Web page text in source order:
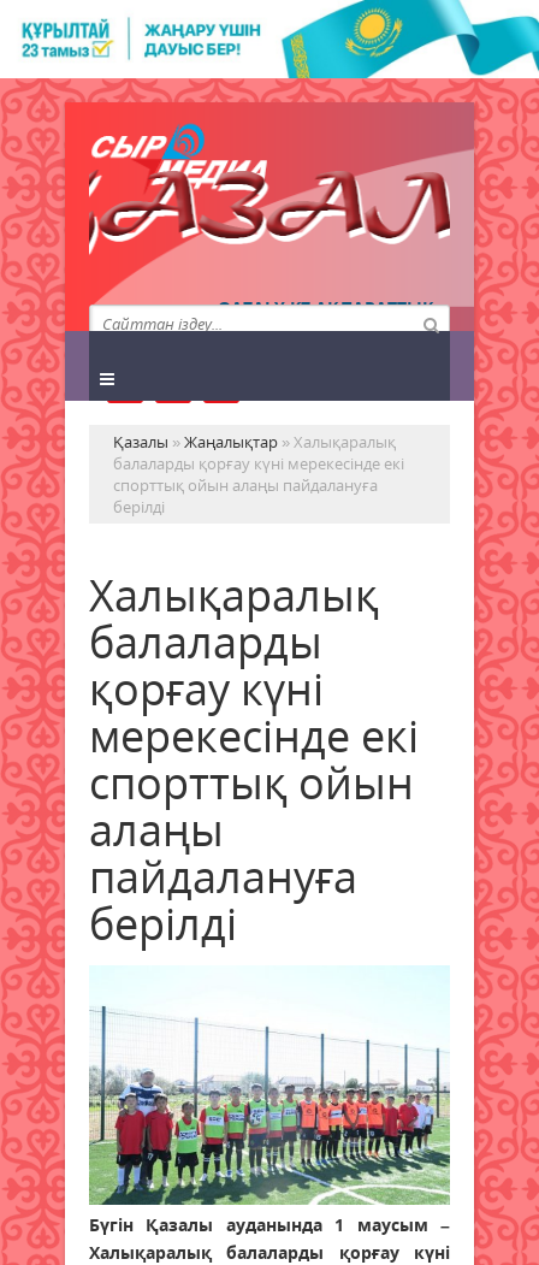
QAZALY.KZ АҚПАРАТТЫҚ
АГЕНТТІГІ
Қазалы »Жаңалықтар » Халықаралық
балаларды қорғау күні мерекесінде екі
спорттық ойын алаңы пайдалануға
берілді
Халықаралық
балаларды
қорғау күні
мерекесінде екі
спорттық ойын
алаңы
пайдалануға
берілді
Бүгін Қазалы ауданында 1 маусым –
Халықаралық балаларды қорғау күні